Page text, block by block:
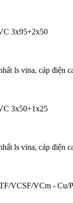
3x95+2x50
ls vina, cáp điện
3x50+1x25
ls vina, cáp điện
VCSF/VCm - Cu/